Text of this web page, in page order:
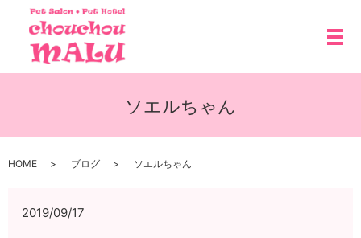
メ
ソエルちゃん
HOME ブログ ソエルちゃん
2019/09/17